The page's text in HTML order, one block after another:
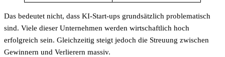
Das bedeutet nicht, dass KI-Start-ups grundsätzlich problematisch
sind. Viele dieser Unternehmen werden wirtschaftlich hoch
erfolgreich sein. Gleichzeitig steigt jedoch die Streuung zwischen
Gewinnern und Verlierern massiv.